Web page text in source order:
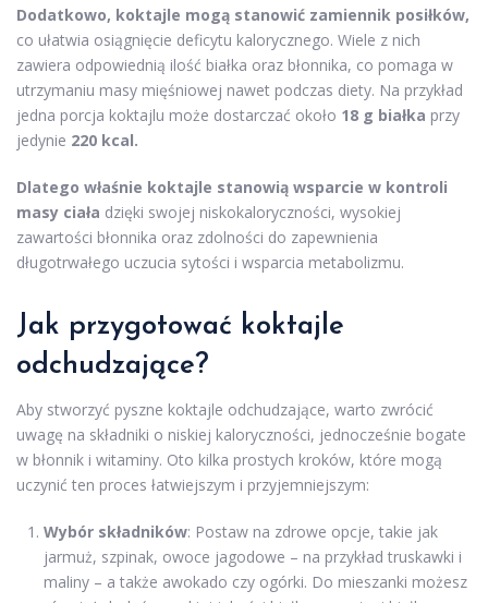
Dodatkowo, koktajle mogą stanowić zamiennik posiłków,
co ułatwia osiągnięcie deficytu kalorycznego. Wiele z nich
zawiera odpowiednią ilość białka oraz błonnika, co pomaga w
utrzymaniu masy mięśniowej nawet podczas diety. Na przykład
jedna porcja koktajlu może dostarczać około 18 g białka przy
jedynie 220 kcal.
Dlatego właśnie koktajle stanowią wsparcie w kontroli
masy ciała dzięki swojej niskokaloryczności, wysokiej
zawartości błonnika oraz zdolności do zapewnienia
długotrwałego uczucia sytości i wsparcia metabolizmu.
Jak przygotować koktajle
odchudzające?
Aby stworzyć pyszne koktajle odchudzające, warto zwrócić
uwagę na składniki o niskiej kaloryczności, jednocześnie bogate
w błonnik i witaminy. Oto kilka prostych kroków, które mogą
uczynić ten proces łatwiejszym i przyjemniejszym:
Wybór składników: Postaw na zdrowe opcje, takie jak
jarmuż, szpinak, owoce jagodowe – na przykład truskawki i
maliny – a także awokado czy ogórki. Do mieszanki możesz